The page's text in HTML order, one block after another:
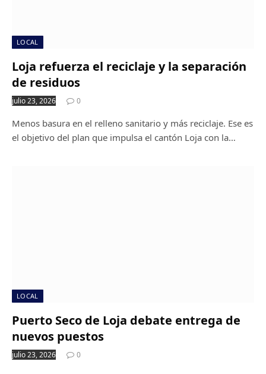
LOCAL
Loja refuerza el reciclaje y la separación
de residuos
julio 23, 2026 0
Menos basura en el relleno sanitario y más reciclaje. Ese es
el objetivo del plan que impulsa el cantón Loja con la…
LOCAL
Puerto Seco de Loja debate entrega de
nuevos puestos
julio 23, 2026 0